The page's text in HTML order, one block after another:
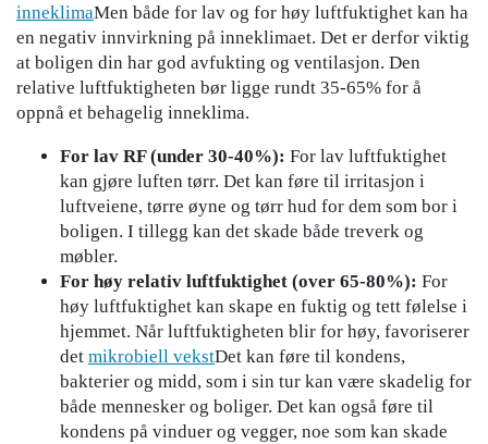
inneklimaMen både for lav og for høy luftfuktighet kan ha
en negativ innvirkning på inneklimaet. Det er derfor viktig
at boligen din har god avfukting og ventilasjon. Den
relative luftfuktigheten bør ligge rundt 35-65% for å
oppnå et behagelig inneklima.
For lav RF (under 30-40%): For lav luftfuktighet
kan gjøre luften tørr. Det kan føre til irritasjon i
luftveiene, tørre øyne og tørr hud for dem som bor i
boligen. I tillegg kan det skade både treverk og
møbler.
For høy relativ luftfuktighet (over 65-80%): For
høy luftfuktighet kan skape en fuktig og tett følelse i
hjemmet. Når luftfuktigheten blir for høy, favoriserer
det mikrobiell vekstDet kan føre til kondens,
bakterier og midd, som i sin tur kan være skadelig for
både mennesker og boliger. Det kan også føre til
kondens på vinduer og vegger, noe som kan skade